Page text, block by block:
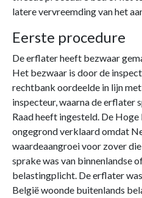
latere vervreemding van het
Eerste procedure
De erflater heeft bezwaar
Het bezwaar is door de
rechtbank oordeelde in lijn
inspecteur, waarna de erflater
Raad heeft ingesteld. De
ongegrond verklaard omdat
waardeaangroei voor zover
sprake was van binnenlandse
belastingplicht. De erflater
België woonde buitenlands